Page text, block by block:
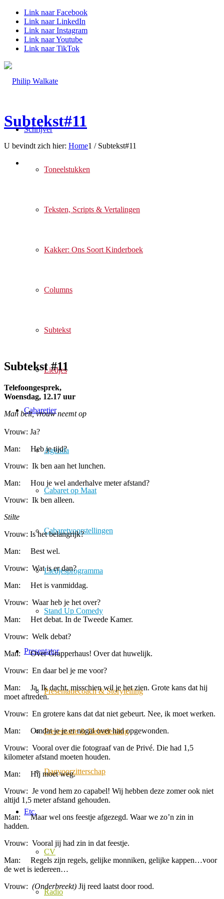
Link naar Facebook
Link naar LinkedIn
Link naar Instagram
Link naar Youtube
Link naar TikTok
Schrijver
Toneelstukken
Teksten, Scripts & Vertalingen
Kakker: Ons Soort Kinderboek
Columns
Subtekst
Liedjes
Cabaretier
Agenda
Cabaret op Maat
Cabaretvoorstellingen
Liedjesprogramma
Stand Up Comedy
Presentator
Presentatiecoach & Storytelling
Presentatie & Debatleiding
Dagvoorzitterschap
Etc.
CV
Radio
Subtekst#11
U bevindt zich hier: Home1 / Subtekst#11
Subtekst #11
Telefoongesprek,
Woensdag, 12.17 uur
Man belt, vrouw neemt op
Vrouw: Ja?
Man: Heb je tijd?
Vrouw: Ik ben aan het lunchen.
Man: Hou je wel anderhalve meter afstand?
Vrouw: Ik ben alleen.
Stilte
Vrouw: Is het belangrijk?
Man: Best wel.
Vrouw: Wat is er dan?
Man: Het is vanmiddag.
Vrouw: Waar heb je het over?
Man: Het debat. In de Tweede Kamer.
Vrouw: Welk debat?
Man: Over Grapperhaus! Over dat huwelijk.
Vrouw: En daar bel je me voor?
Man: Ja. Ik dacht, misschien wil je het zien. Grote kans dat hij
moet aftreden.
Vrouw: En grotere kans dat dat niet gebeurt. Nee, ik moet werken.
Man: Omdat je je er nogal over had opgewonden.
Vrouw: Vooral over die fotograaf van de Privé. Die had 1,5
kilometer afstand moeten houden.
Man: Hij moet weg.
Vrouw: Je vond hem zo capabel! Wij hebben deze zomer ook niet
altijd 1,5 meter afstand gehouden.
Man: Maar wel ons feestje afgezegd. Waar we zo’n zin in
hadden.
Vrouw: Vooral jij had zin in dat feestje.
Man: Regels zijn regels, gelijke monniken, gelijke kappen…voor
de wet is iedereen…
Vrouw: (Onderbreekt) Jij reed laatst door rood.